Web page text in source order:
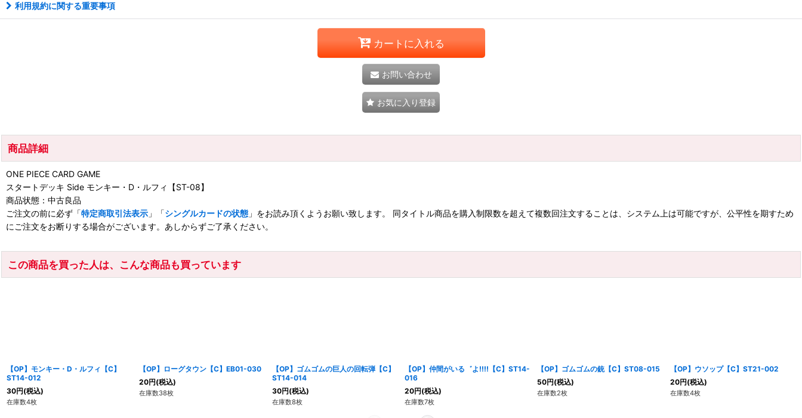
利用規約に関する重要事項
カートに入れる
お問い合わせ
お気に入り登録
商品詳細
ONE PIECE CARD GAME
スタートデッキ Side モンキー・D・ルフィ【ST-08】
商品状態：中古良品
ご注文の前に必ず「特定商取引法表示 」「シングルカードの状態 」をお読み頂くようお願い致します。 同タイトル商品を購入制限数を超えて複数回注文することは、システム上は可能ですが、公平性を期すため
にご注文をお断りする場合がございます。あしからずご了承ください。
この商品を買った人は、こんな商品も買っています
【OP】モンキー・D・ルフィ【C】
ST14-012
30円(税込)
在庫数4枚
【OP】ローグタウン【C】EB01-030
20円(税込)
在庫数38枚
【OP】ゴムゴムの巨人の回転弾【C】
ST14-014
30円(税込)
在庫数8枚
【OP】仲間がいる゛よ!!!!【C】ST14-
016
20円(税込)
在庫数7枚
【OP】ゴムゴムの銃【C】ST08-015
50円(税込)
在庫数2枚
【OP】ウソップ【C】ST21-002
20円(税込)
在庫数4枚